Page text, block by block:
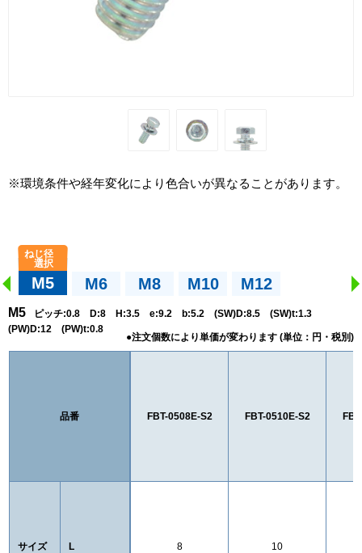
※環境条件や経年変化により色合いが異なることがあります。
M5 M6 M8 M10 M12
M5
ピッチ:0.8 D:8 H:3.5 e:9.2 b:5.2 (SW)D:8.5 (SW)t:1.3
(PW)D:12 (PW)t:0.8
品番
サイズ L
FBT-0508E-S2 FBT-0510E-S2
8 10